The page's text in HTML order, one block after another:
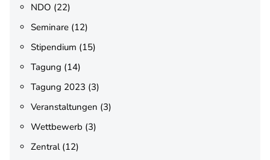
NDO (22)
Seminare (12)
Stipendium (15)
Tagung (14)
Tagung 2023 (3)
Veranstaltungen (3)
Wettbewerb (3)
Zentral(12)